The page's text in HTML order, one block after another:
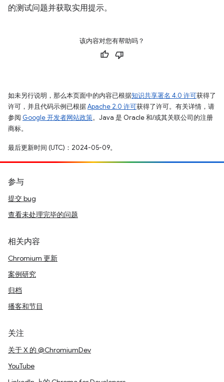
的测试问题并获取实用提示。
该内容对您有帮助吗？
如未另行说明，那么本页面中的内容已根据知识共享署名 4.0 许可获得了
许可，并且代码示例已根据Apache 2.0 许可获得了许可。有关详情，请
参阅 Google 开发者网站政策。Java 是 Oracle 和/或其关联公司的注册
商标。
最后更新时间 (UTC)：2024-05-09。
参与
提交 bug
查看未处理完毕的问题
相关内容
Chromium 更新
案例研究
归档
播客和节目
关注
关于 X 的 @ChromiumDev
YouTube